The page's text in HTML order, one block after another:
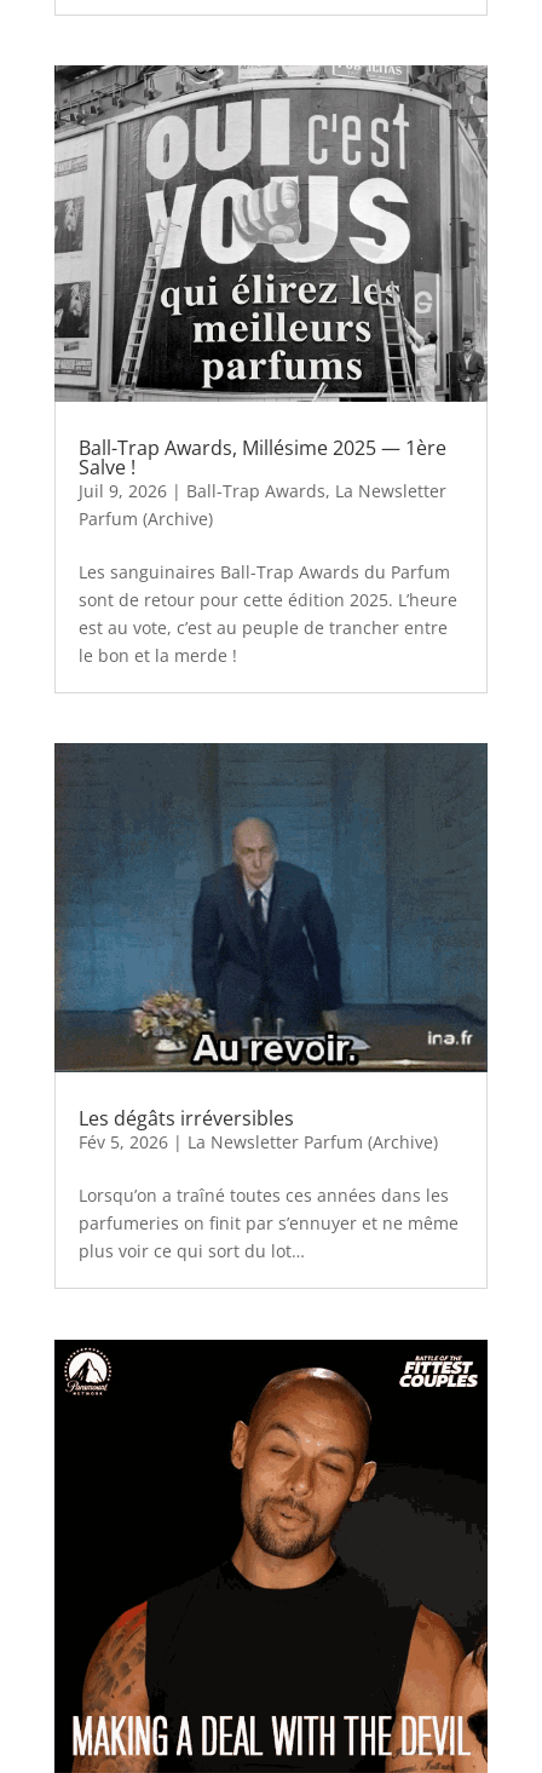
Ball-Trap Awards, Millésime 2025 — 1ère
Salve !
Juil 9, 2026| Ball-Trap Awards, La Newsletter
Parfum (Archive)
Les sanguinaires Ball-Trap Awards du Parfum
sont de retour pour cette édition 2025. L’heure
est au vote, c’est au peuple de trancher entre
le bon et la merde !
Les dégâts irréversibles
Fév 5, 2026| La Newsletter Parfum (Archive)
Lorsqu’on a traîné toutes ces années dans les
parfumeries on finit par s’ennuyer et ne même
plus voir ce qui sort du lot…